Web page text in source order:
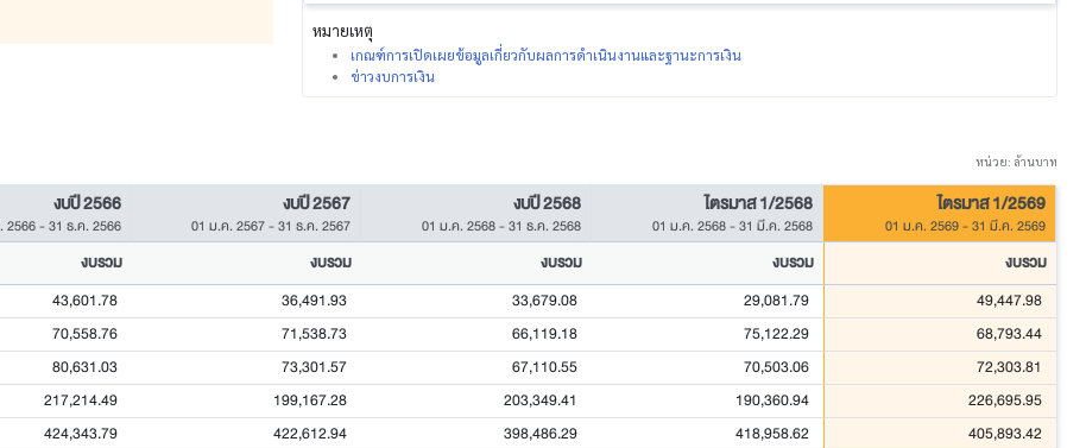
หมายเหตุ
เกณฑ์การเปิดเผยข้อมูลเกี่ยวกับผลการดำเนินงานและฐานะการเงิน
ข่าวงบการเงิน
หน่วย: ล้านบาท
งบปี 2566
2566-31 ธ.ค. 2566
งบปี 2567
01 ม.ค. 2567-31 ธ.ค. 2567
งบปี 2568
01 ม.ค. 2568-31 ธ.ค. 2568
ไตรมาส 1/2568
01 ม.ค. 2568-31 มี.ค. 2568
ไตรมาส 1/2569
01 ม.ค. 2569-31 มี.ค. 2569
งบรวม งบรวม งบรวม งบรวม งบรวม
43,601.78 36,491.93 33,679.08 29,081.79 49,447.98
70,558.76 71,538.73 66,119.18 75,122.29 68,793.44
80,631.03 73,301.57 67,110.55 70,503.06 72,303.81
217,214.49 199,167.28 203,349.41 190,360.94 226,695.95
424,343.79 422,612.94 398,486.29 418,958.62 405,893.42